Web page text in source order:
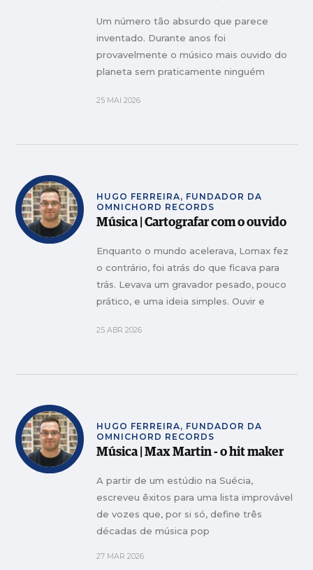
Um número tão absurdo que parece
inventado. Durante anos foi
provavelmente o músico mais ouvido do
planeta sem praticamente ninguém
25 MAI 2026
HUGO FERREIRA, FUNDADOR DA
OMNICHORD RECORDS
Música | Cartografar com o ouvido
Enquanto o mundo acelerava, Lomax fez
o contrário, foi atrás do que ficava para
trás. Levava um gravador pesado, pouco
prático, e uma ideia simples. Ouvir e
atravessou estradas e campos, foi
25 ABR 2026
HUGO FERREIRA, FUNDADOR DA
OMNICHORD RECORDS
Música | Max Martin - o hit maker
A partir de um estúdio na Suécia,
escreveu êxitos para uma lista improvável
de vozes que, por si só, define três
décadas de música pop
27 MAR 2026